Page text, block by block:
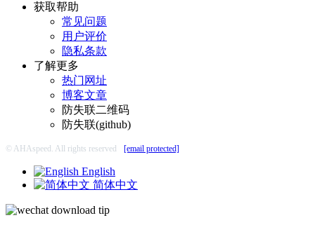
获取帮助
常见问题
用户评价
隐私条款
了解更多
热门网址
博客文章
防失联二维码
防失联(github)
© AHAspeed. All rights reserved [email protected]
English
简体中文